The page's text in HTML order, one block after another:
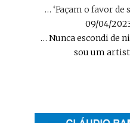
… ‘Façam o favor de
09/04/
… Nunca escondi de
sou um